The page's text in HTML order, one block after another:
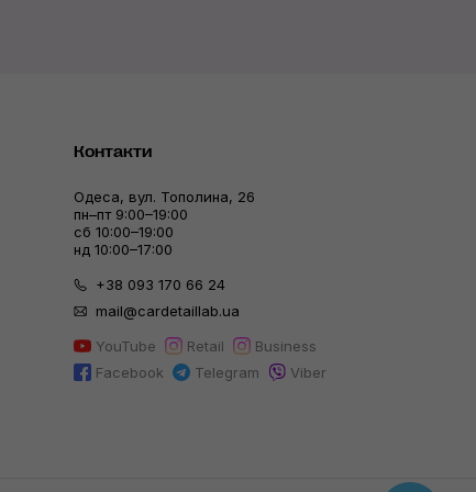
Контакти
Одеса, вул. Тополина, 26
пн–пт 9:00–19:00
сб 10:00–19:00
нд 10:00–17:00
+38 093 170 66 24
mail@cardetaillab.ua
YouTube
Retail
Business
Facebook
Telegram Viber